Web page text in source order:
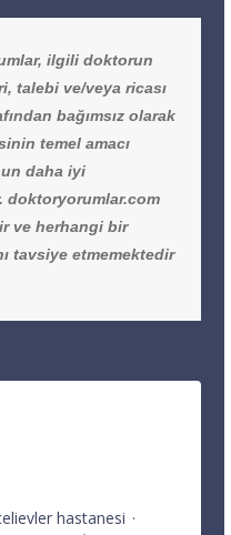
ilgili doktorun
talebi ve/veya ricası
bağımsız olarak
temel amacı
daha iyi
doktoryorumlar.com
ve herhangi bir
tavsiye etmemektedir
hastanesi ·